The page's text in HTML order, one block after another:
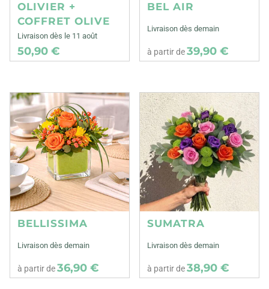
OLIVIER +
COFFRET OLIVE
Livraison dès le 11 août
50,90 €
BEL AIR
Livraison dès demain
à partir de39,90 €
BELLISSIMA
Livraison dès demain
à partir de36,90 €
SUMATRA
Livraison dès demain
à partir de38,90 €